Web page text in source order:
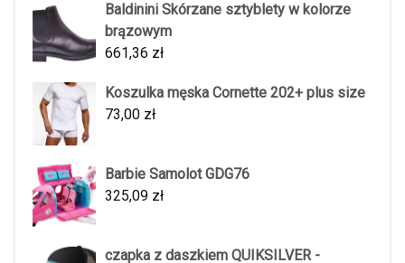
Baldinini Skórzane sztyblety w kolorze
brązowym
661,36 zł
Koszulka męska Cornette 202+ plus size
73,00 zł
Barbie Samolot GDG76
325,09 zł
czapka z daszkiem QUIKSILVER -